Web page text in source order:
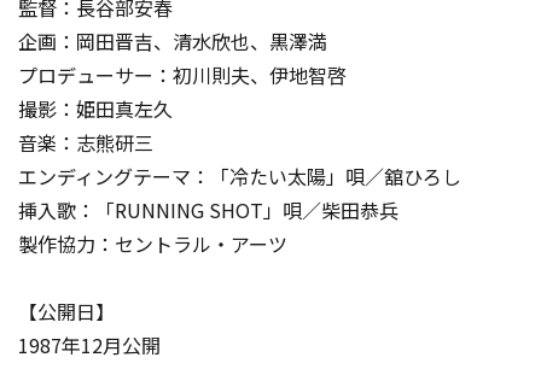
監督：長谷部安春
企画：岡田晋吉、清水欣也、黒澤満
プロデューサー：初川則夫、伊地智啓
撮影：姫田真左久
音楽：志熊研三
エンディングテーマ：「冷たい太陽」唄／舘ひろし
挿入歌：「RUNNING SHOT」唄／柴田恭兵
製作協力：セントラル・アーツ
【公開日】
1987年12月公開